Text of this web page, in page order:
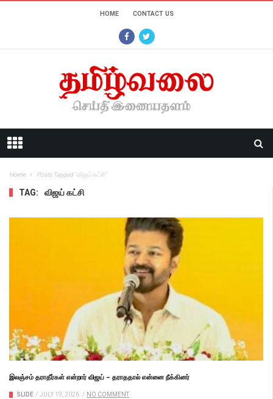
HOME CONTACT US
Home Posts Tagged "விஜய் கட்சி"
TAG: விஜய் கட்சி
இலஞ்சம் தராதீர்கள் என்றார் விஜய் – தராததால் என்னை நீக்கினர்
SLIDE / JULY 19, 2026 / NO COMMENT